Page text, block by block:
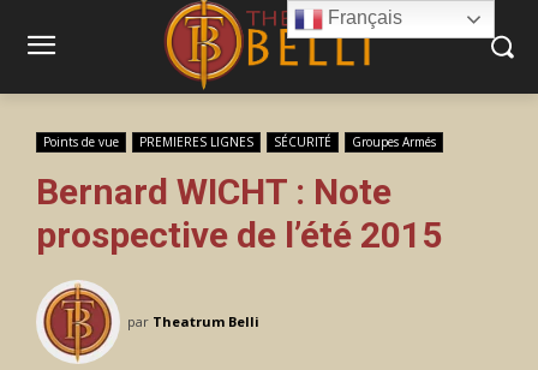
Points de vue PREMIERES LIGNES SÉCURITÉ Groupes Armés
Bernard WICHT : Note
prospective de l’été 2015
par Theatrum Belli
Français